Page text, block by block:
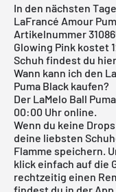
In den nächsten
LaFrancé Amour
Artikelnummer
Glowing Pink kostet
Schuh findest du
Wann kann ich den
Puma Black kaufen?
Der LaMelo Ball
00:00 Uhr online.
Wenn du keine
deine liebsten
Flamme speichern.
klick einfach auf die
rechtzeitig einen